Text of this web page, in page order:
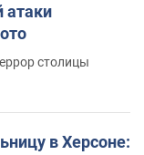
атаки
столицы
в Херсоне: